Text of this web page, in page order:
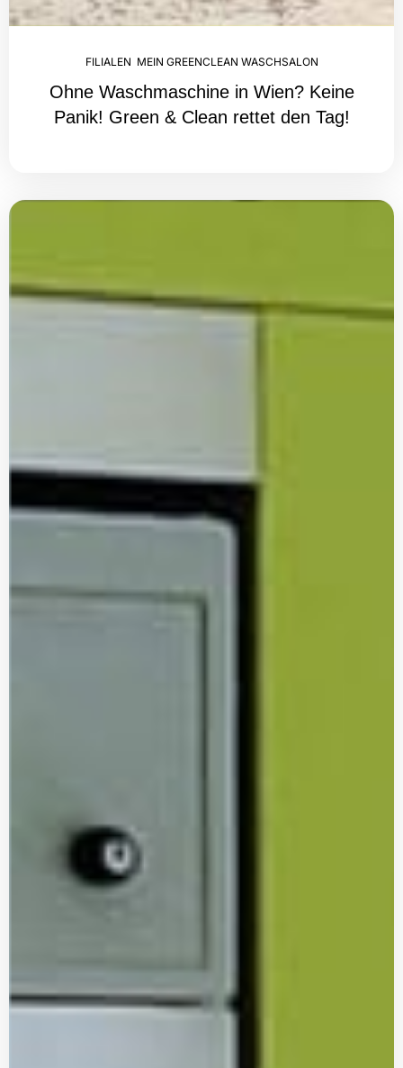
FILIALEN MEIN GREENCLEAN WASCHSALON
Ohne Waschmaschine in Wien? Keine
Panik! Green & Clean rettet den Tag!